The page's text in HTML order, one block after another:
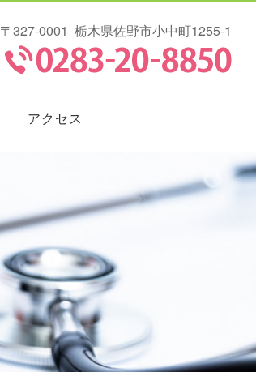
〒327-0001 栃木県佐野市小中町1255-1
アクセス